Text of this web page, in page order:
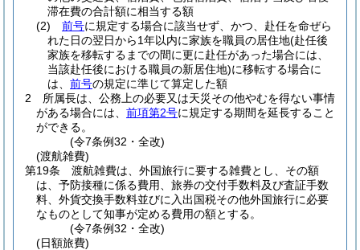
滞在費の合計額に相当する額
(2)
前号に規定する場合に該当せず、かつ、赴任を命ぜら
れた日の翌日から1年以内に家族を職員の居住地(赴任後
家族を移転するまでの間に更に赴任があった場合には、
当該赴任後における職員の新居住地)に移転する場合に
は、 前号の規定に準じて算定した額
2
所属長は、公務上の必要又は天災その他やむを得ない事情
がある場合には、 前項第2号に規定する期間を延長すること
ができる。
(令7条例32・全改)
(渡航雑費)
第19条
渡航雑費は、外国旅行に要する雑費とし、その額
は、予防接種に係る費用、旅券の交付手数料及び査証手数
料、外貨交換手数料並びに入出国税その他外国旅行に必要
なものとして知事が定める費用の額とする。
(令7条例32・全改)
(日額旅費)